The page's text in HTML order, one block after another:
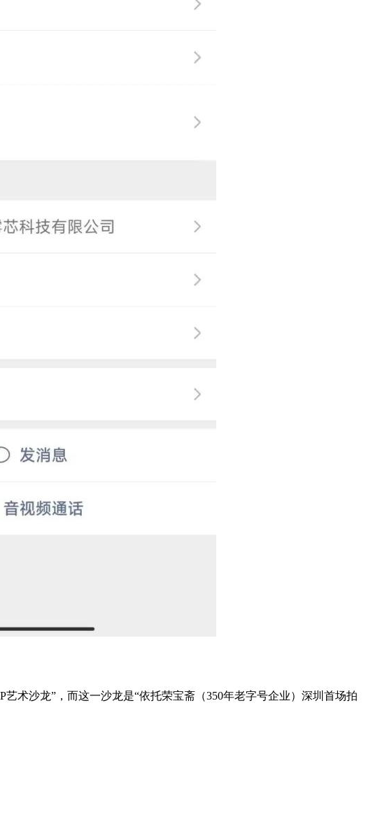
术沙龙”，而这一沙龙是“依托荣宝斋（350年老字号企业）深圳首场拍